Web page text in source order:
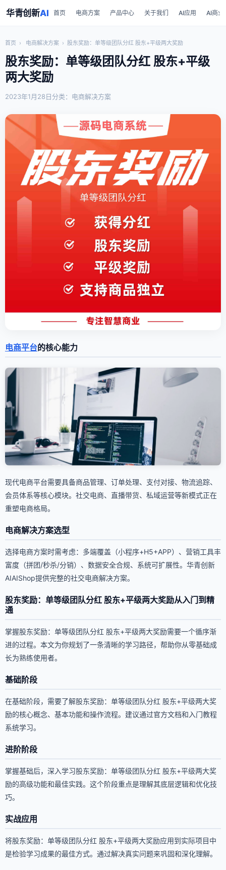
华青创新AI 首页 电商方案 产品中心 关于我们 AI应用 AI商业
首页 › 电商解决方案 › 股东奖励：单等级团队分红 股东+平级两大奖励
股东奖励：单等级团队分红 股东+平级
两大奖励
2023年1月28日分类：电商解决方案
电商平台的核心能力
现代电商平台需要具备商品管理、订单处理、支付对接、物流追踪、
会员体系等核心模块。社交电商、直播带货、私域运营等新模式正在
重塑电商格局。
电商解决方案选型
选择电商方案时需考虑：多端覆盖（小程序+H5+APP）、营销工具丰
富度（拼团/秒杀/分销）、数据安全合规、系统可扩展性。华青创新
AIAIShop提供完整的社交电商解决方案。
股东奖励：单等级团队分红 股东+平级两大奖励从入门到精
通
掌握股东奖励：单等级团队分红 股东+平级两大奖励需要一个循序渐
进的过程。本文为你规划了一条清晰的学习路径，帮助你从零基础成
长为熟练使用者。
基础阶段
在基础阶段，需要了解股东奖励：单等级团队分红 股东+平级两大奖
励的核心概念、基本功能和操作流程。建议通过官方文档和入门教程
系统学习。
进阶阶段
掌握基础后，深入学习股东奖励：单等级团队分红 股东+平级两大奖
励的高级功能和最佳实践。这个阶段重点是理解其底层逻辑和优化技
巧。
实战应用
将股东奖励：单等级团队分红 股东+平级两大奖励应用到实际项目中
是检验学习成果的最佳方式。通过解决真实问题来巩固和深化理解。